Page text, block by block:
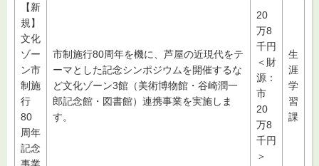
【新
規】
文化
ゾー
ン市
制施
行
80
周年
記念
事業
市制施行80周年を機に、芦屋の近現代をテ
ーマとした記念シンポジウムを開催するな
ど文化ゾーン3館（美術博物館・谷崎潤一
郎記念館・図書館）連携事業を実施しま
す。
20
万8
千円
＜財
源：
市
20
万8
千円
＞
生
涯
学
習
課